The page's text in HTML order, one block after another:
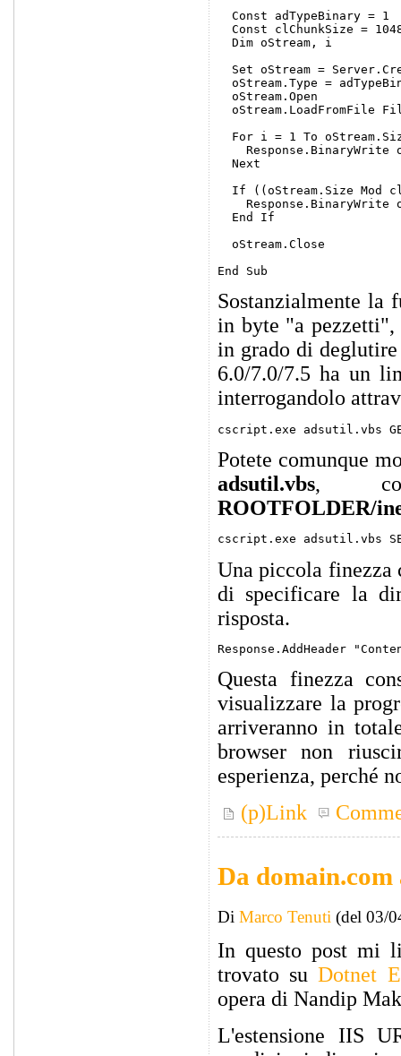
  Const adTypeBinary = 1
Const clChunkSize =
  Dim oStream, i
Set oStream =
oStream.Type =
  oStream.Open
oStream.LoadFromFile
For i = 1 To
Response.BinaryWrite
  Next
If ((oStream.Size Mod
Response.BinaryWrite
  End If
  oStream.Close
Sostanzialmente la
in byte "a pezzetti",
in grado di
6.0/7.0/7.5 ha un
interrogandolo
Potete comunque
adsutil.vbs,
ROOTFOLDER/
Una piccola finezza
di specificare la
risposta.
Questa finezza
visualizzare la
arriveranno in
browser non
esperienza, perché
(p)Link
Da
Di Marco Tenuti (del 03/
In questo post mi
trovato suDotnet
opera di Nandip
L'estensione IIS